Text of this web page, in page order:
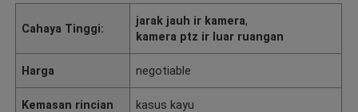
Cahaya Tinggi:
jarak jauh ir kamera,
kamera ptz ir luar ruangan
Harga negotiable
Kemasan rincian kasus kayu